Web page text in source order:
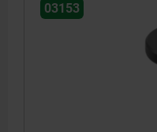
03153